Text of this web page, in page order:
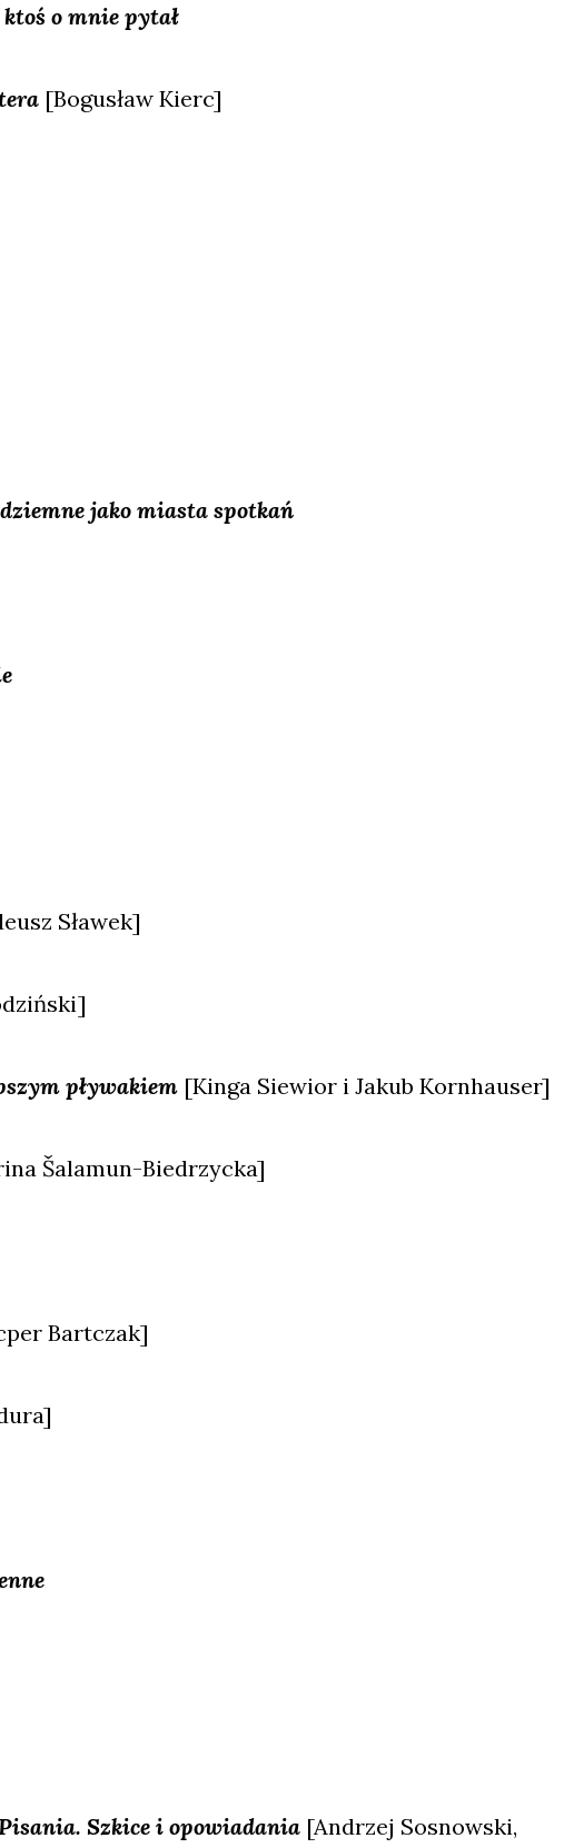
o mnie pytał
[Bogu­sław Kierc]
jako mia­sta spo­tkań
Sła­wek]
pły­wa­kiem [Kin­ga Sie­wior i Jakub Korn­hau­ser]
Šala­mun-Bie­drzyc­ka]
Bart­czak]
Szki­ce i opo­wia­da­nia [Andrzej Sosnow­ski,